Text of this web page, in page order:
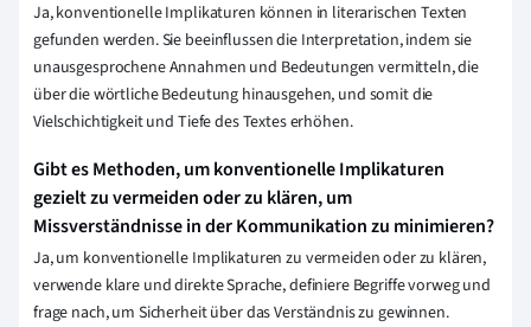
Ja, konventionelle Implikaturen können in literarischen Texten
gefunden werden. Sie beeinflussen die Interpretation, indem sie
unausgesprochene Annahmen und Bedeutungen vermitteln, die
über die wörtliche Bedeutung hinausgehen, und somit die
Vielschichtigkeit und Tiefe des Textes erhöhen.
Gibt es Methoden, um konventionelle Implikaturen
gezielt zu vermeiden oder zu klären, um
Missverständnisse in der Kommunikation zu minimieren?
Ja, um konventionelle Implikaturen zu vermeiden oder zu klären,
verwende klare und direkte Sprache, definiere Begriffe vorweg und
frage nach, um Sicherheit über das Verständnis zu gewinnen.